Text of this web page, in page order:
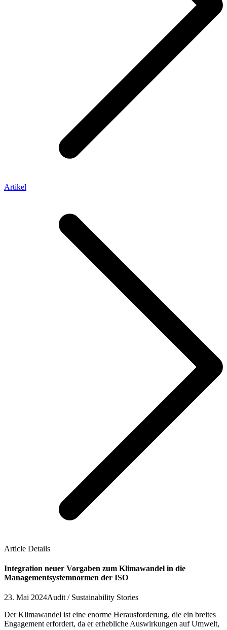
Artikel
Article Details
Integration neuer Vorgaben zum Klimawandel in die
Managementsystemnormen der ISO
23. Mai 2024Audit / Sustainability Stories
Der Klimawandel ist eine enorme Herausforderung, die ein breites
Engagement erfordert, da er erhebliche Auswirkungen auf Umwelt,